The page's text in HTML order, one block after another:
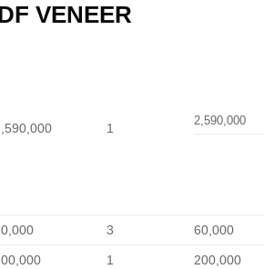
VENEER
1
2,590,000
3 60,000
1 200,000